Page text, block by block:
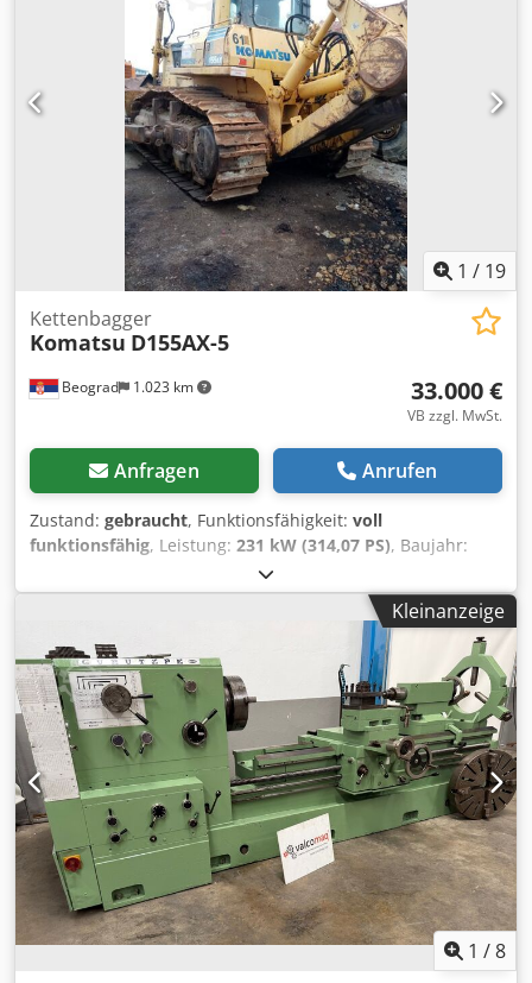
550 mm und einem Drehdurchmesser am Planschliff von
1.150 mm. Der Durchmesser des Bohrers beträgt 76,5 mm.
Sie verfügt über 24 Geschwindigkeiten von 9-500 U/min
und eine feststehende Zentrierscheibe. Es ist eine
dreiteilige Universalspannplatte mit einem Durchmesser
von 400 mm montiert. Zusätzlich ist eine vierteilige,
unabhängige Spannplatte mit einem Durchmesser von 600
mm vorhanden. Der Gesamtzustand ist gut. Dksdpfx
Aozmp Afslher
1 / 19
Beograd 1.023 km
Kettenbagger
Komatsu D155AX-5
33.000 €
VB zzgl. MwSt.
Anfragen Anrufen
Zustand: gebraucht, Funktionsfähigkeit: voll
funktionsfähig, Leistung: 231 kW (314,07 PS), Baujahr:
, Maschinen-/Fahrzeugnummer:
KMTODO61E02076058, voll funktionsfähig Dodpfx Aljylyp
Kleinanzeige
1 /8